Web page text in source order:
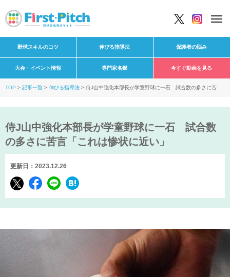
野球スキルのコツ 伸びる指導法 保護者の悩み
大会・イベント情報 専門家名鑑 今すぐ動画を見る
TOP 記事一覧 伸びる指導法
侍J山中強化本部長が学童野球に一石 試合数の多さに苦言
侍J山中強化本部長が学童野球に一石 試合数
の多さに苦言「これは惨状に近い」
更新日：2023.12.26